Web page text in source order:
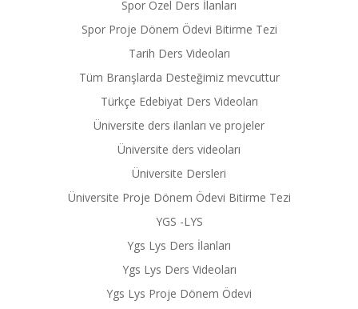
Spor Özel Ders İlanları
Spor Proje Dönem Ödevi Bitirme Tezi
Tarih Ders Videoları
Tüm Branşlarda Desteğimiz mevcuttur
Türkçe Edebiyat Ders Videoları
Üniversite ders ilanları ve projeler
Üniversite ders videoları
Üniversite Dersleri
Üniversite Proje Dönem Ödevi Bitirme Tezi
YGS -LYS
Ygs Lys Ders İlanları
Ygs Lys Ders Videoları
Ygs Lys Proje Dönem Ödevi